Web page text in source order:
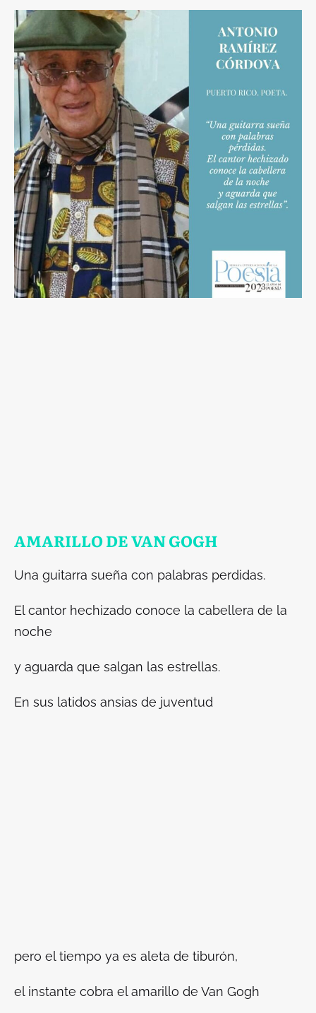
AMARILLO DE VAN GOGH
Una guitarra sueña con palabras perdidas.
El cantor hechizado conoce la cabellera de la
noche
y aguarda que salgan las estrellas.
En sus latidos ansias de juventud
pero el tiempo ya es aleta de tiburón,
el instante cobra el amarillo de Van Gogh